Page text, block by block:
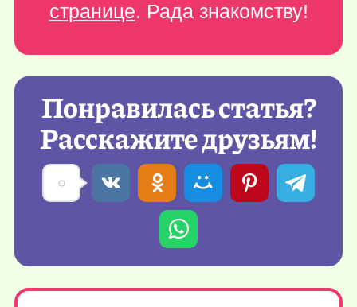
странице. Рада знакомству!
Понравилась статья?
Расскажите друзьям!